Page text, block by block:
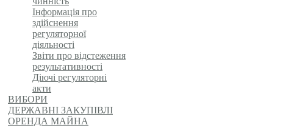
Інформація про
здійснення
регуляторної
діяльності
Звіти про відстеження
результативності
Діючі регуляторні
акти
ВИБОРИ
ДЕРЖАВНІ ЗАКУПІВЛІ
ОРЕНДА МАЙНА